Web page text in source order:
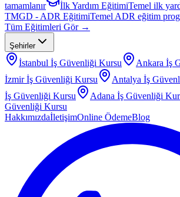
tamamlanır
İlk Yardım EğitimiTemel ilk
TMGD - ADR EğitimiTemel ADR eğitim
Tüm Eğitimleri Gör →
Şehirler
İstanbul İş Güvenliği Kursu Ankara İş
İzmirİş Güvenliği Kursu Antalya İş
İş Güvenliği Kursu
Adana İş Güvenliği
Güvenliği Kursu
HakkımızdaİletişimOnline ÖdemeBlog